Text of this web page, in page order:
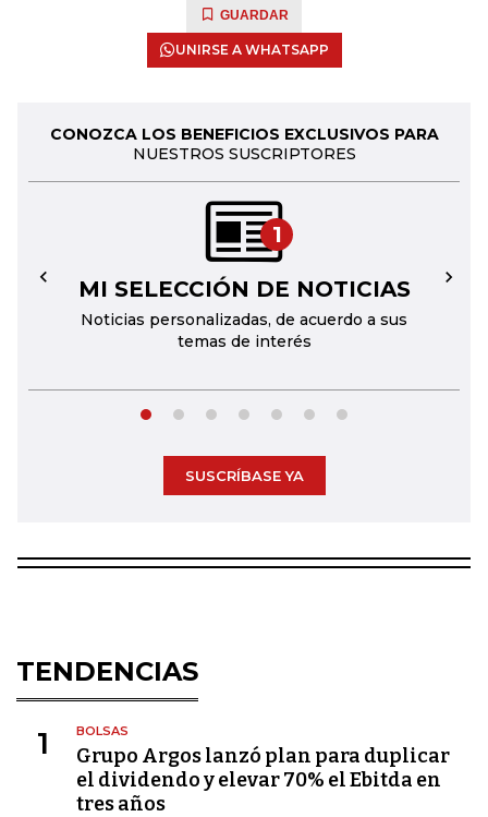
GUARDAR
UNIRSE A WHATSAPP
CONOZCA LOS BENEFICIOS EXCLUSIVOS PARA
NUESTROS SUSCRIPTORES
1
MI SELECCIÓN DE NOTICIAS
Noticias personalizadas, de acuerdo a sus
temas de interés
← →
SUSCRÍBASE YA
TENDENCIAS
1 BOLSAS
Grupo Argos lanzó plan para duplicar
el dividendo y elevar 70% el Ebitda en
tres años